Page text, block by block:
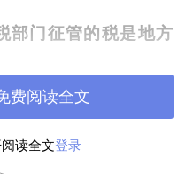
部门征管的税是地方
一是从税种属性
稳定的税适合做地方
方税，也是学术意义
读全文登录
费阅读全文